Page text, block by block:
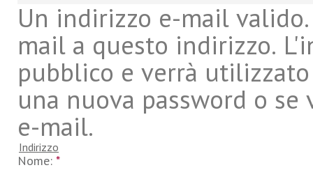
Un indirizzo e-mail
mail a questo indirizzo.
pubblico e verrà
una nuova password o
e-mail.
Indirizzo
Nome: *